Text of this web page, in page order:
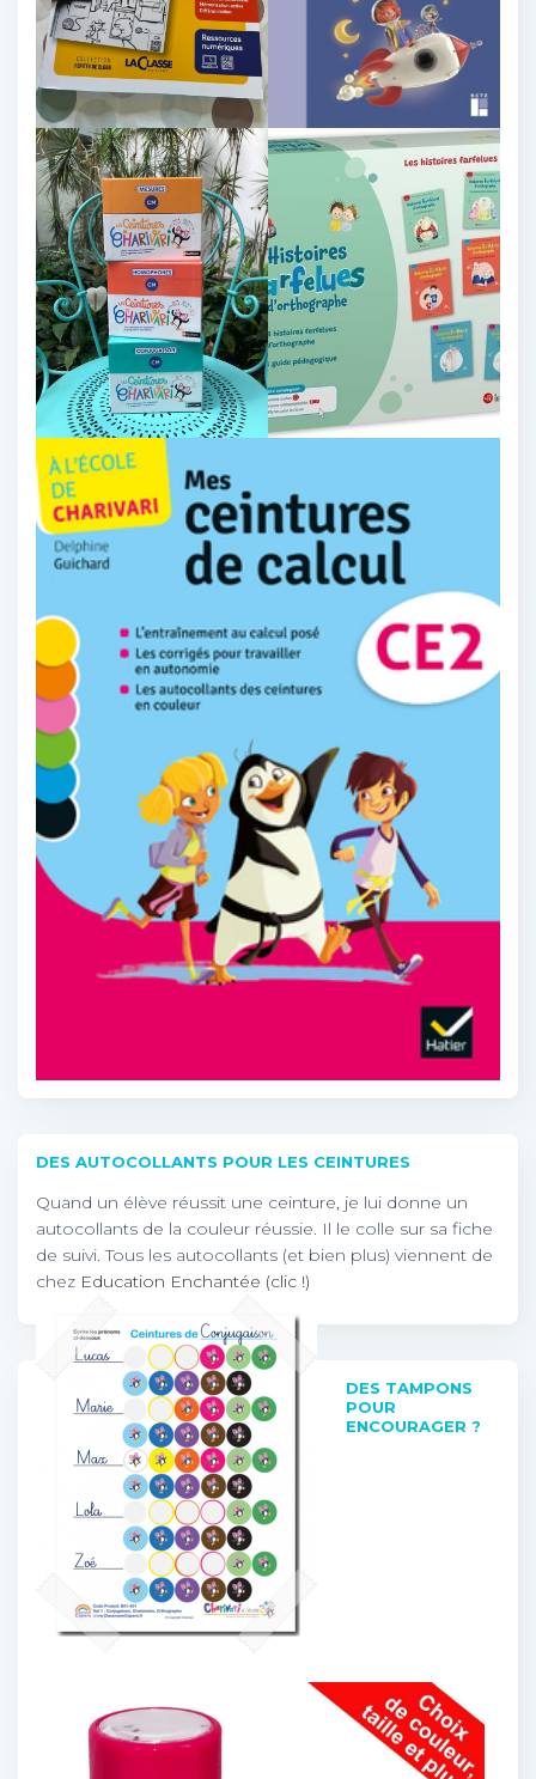
DES AUTOCOLLANTS POUR LES CEINTURES
Quand un élève réussit une ceinture, je lui donne un
autocollants de la couleur réussie. Il le colle sur sa fiche
de suivi. Tous les autocollants (et bien plus) viennent de
chez Education Enchantée (clic !)
DES TAMPONS
POUR
ENCOURAGER ?